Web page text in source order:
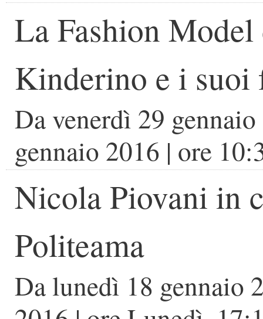
La Fashion
Kinderino e i suoi
Davenerdì 29
gennaio 2016 | ore
Nicola Piovani in
Politeama
Dalunedì 18 gennaio